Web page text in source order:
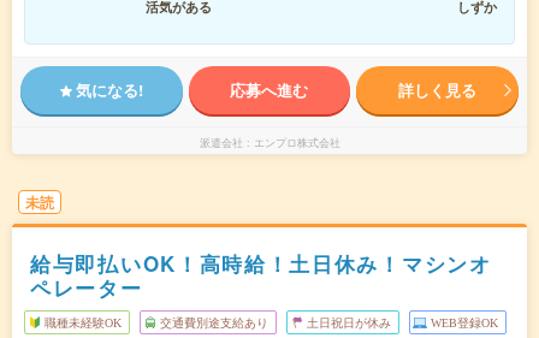
活気がある
しずか
気になる! 応募へ進む 詳しく見る
派遣会社 エンプロ株式会社
未読
給与即払いOK！高時給！土日休み！マシンオ
ペレーター
職種未経験OK 交通費別途支給あり 土日祝日が休み WEB登録OK